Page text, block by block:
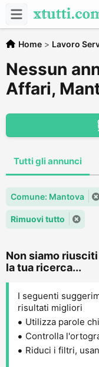
Home > Lavoro
Nessun
Affari,
Tutti gli annunci
Comune: Mantova
Rimuovi tutto
Non siamo
la tua ricerca...
I seguenti
risultati migliori
Utilizza parole
Controlla
Riduci i filtri,